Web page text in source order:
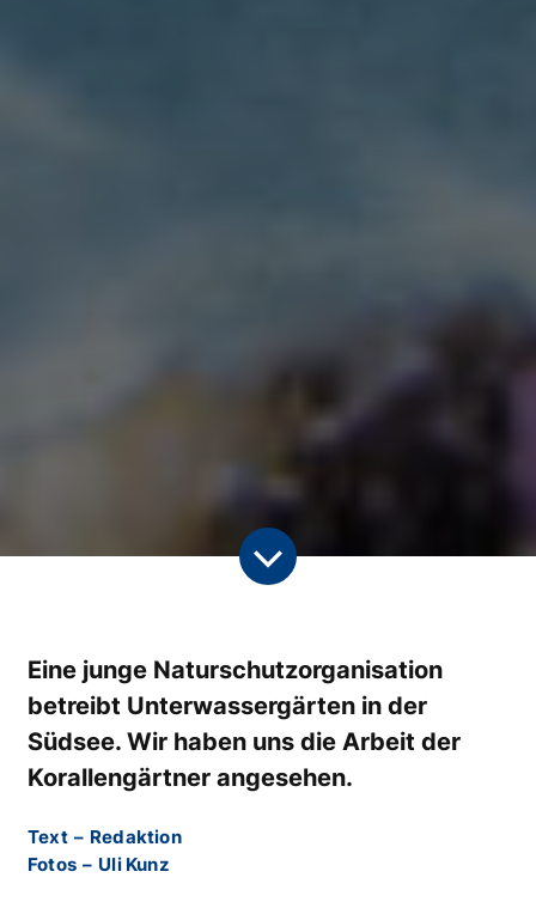
Eine junge Naturschutzorganisation
betreibt Unterwassergärten in der
Südsee. Wir haben uns die Arbeit der
Korallengärtner angesehen.
Text – Redaktion
Fotos – Uli Kunz